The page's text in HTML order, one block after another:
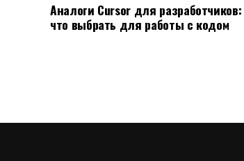
Аналоги Cursor для разработчиков:
что выбрать для работы с кодом